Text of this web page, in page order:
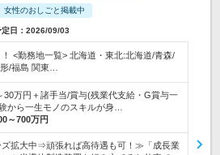
女性のおしごと掲載中
日：2026/09/03
<勤務地一覧> 北海道・東北:北海道/青森/
/福島 関東…
30万円＋諸手当/賞与(残業代支給・G賞与一
から一生モノのスキルが身…
～700万円
拡大中⇒頑張れば高待遇も可！≫「成長業